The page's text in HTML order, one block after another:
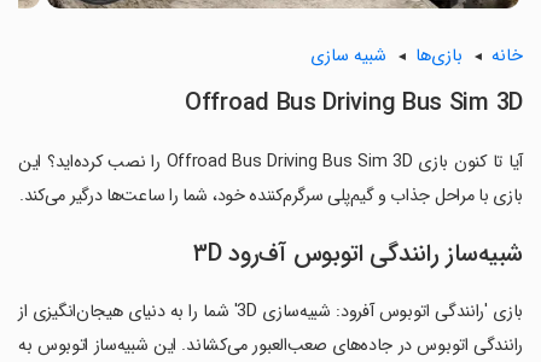
خانه بازی‌ها شبیه سازی
Offroad Bus Driving Bus Sim 3D
آیا تا کنون بازی Offroad Bus Driving Bus Sim 3D را نصب کرده‌اید؟ این
بازی با مراحل جذاب و گیم‌پلی سرگرم‌کننده خود، شما را ساعت‌ها درگیر می‌کند.
شبیه‌ساز رانندگی اتوبوس آف‌رود ۳D
بازی 'رانندگی اتوبوس آفرود: شبیه‌سازی 3D' شما را به دنیای هیجان‌انگیزی از
رانندگی اتوبوس در جاده‌های صعب‌العبور می‌کشاند. این شبیه‌ساز اتوبوس به